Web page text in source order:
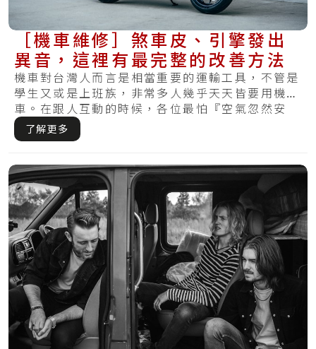
［機車維修］煞車皮、引擎發出
異音，這裡有最完整的改善方法
機車對台灣人而言是相當重要的運輸工具，不管是
學生又或是上班族，非常多人幾乎天天皆要用機
車。在跟人互動的時候，各位最怕『空氣忽然安
靜』，不.....
了解更多